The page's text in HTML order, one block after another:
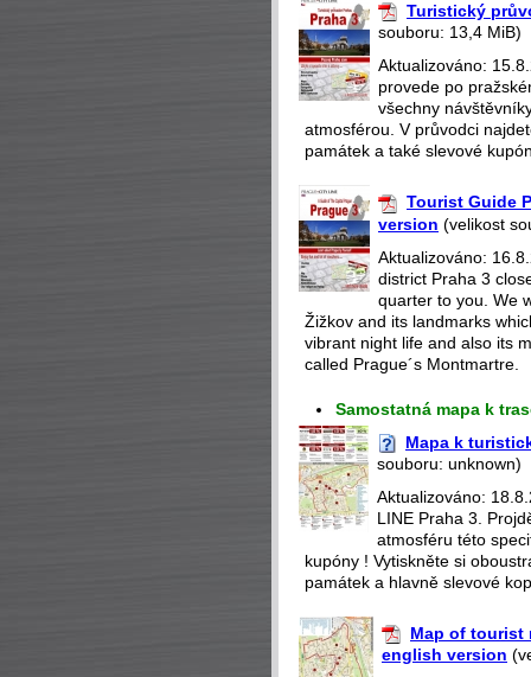
Turistický
souboru: 13,4 MiB)
Aktualizováno:
provede po
všechny
atmosférou. V průvodci
památek a také slevové
Tourist Guide
version (velikost
Aktualizováno:
district Praha 3
quarter to you. We
Žižkov and its landmarks
vibrant night life and also its
called Prague´s Montmartre.
Samostatná mapa k
Mapa k
souboru: unknown)
Aktualizováno:
LINE Praha 3.
atmosféru této
kupóny ! Vytiskněte si
památek a hlavně slevové
Map of tourist
english version